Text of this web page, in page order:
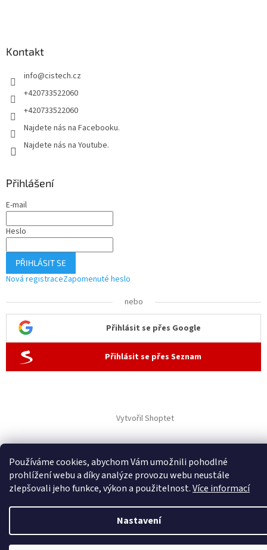
Používáme cookies, abychom Vám umožnili pohodlné
prohlížení webu a díky analýze provozu webu neustále
zlepšovali jeho funkce, výkon a použitelnost.Více informací
Nastavení
Kontakt
info@cistech.cz
+420733522060
+420733522060
Najdete nás na Facebooku.
Najdete nás na Youtube.
Přihlášení
E-mail
Heslo
PŘIHLÁSIT SE
Nová registraceZapomenuté heslo
nebo
Přihlásit se přes Google
Přihlásit se přes Seznam
Vytvořil Shoptet